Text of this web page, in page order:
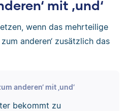
mit ‚und‘
wenn das mehrteilige
anderen‘ zusätzlich das
anderen‘ mit ‚und‘
bekommt zu